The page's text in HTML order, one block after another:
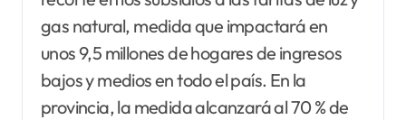
gas natural, medida que impactará en
unos 9,5 millones de hogares de ingresos
bajos y medios en todo el país. En la
provincia, la medida alcanzará al 70 % de